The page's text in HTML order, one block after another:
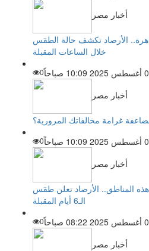
أخبار مصر
القاهرة.. الأرصاد تكشف حالة الطقس
خلال الساعات المقبلة
0
أخبار مصر
غرامة مخالفاتك المرورية؟
0
أخبار مصر
المناطق.. الأرصاد تعلن طقس
الـ6 أيام المقبلة
0
أخبار مصر